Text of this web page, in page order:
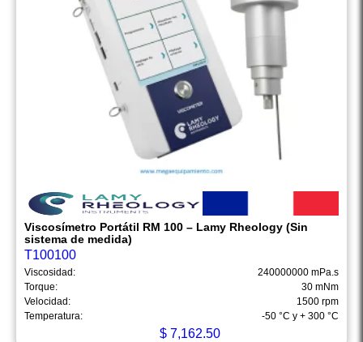
Viscosímetro Portátil RM 100 – Lamy Rheology (Sin
sistema de medida)
T100100
Viscosidad:
240000000 mPa.s
Torque:
30 mNm
Velocidad:
1500 rpm
Temperatura:
-50 °C y + 300 °C
$7,162.50